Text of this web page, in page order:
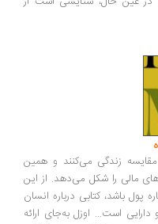
می‌کنند و همین
را شکل می‌دهد. از این
کتابی درباره انسان
اوزل به‌جای ارائه